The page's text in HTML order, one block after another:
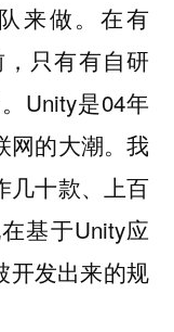
来做。在有
只有有自研
Unity是04年
网的大潮。我
几十款、上百
基于Unity应
开发出来的规